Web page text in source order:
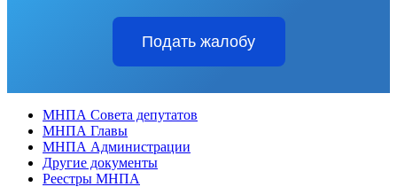
Подать жалобу
МНПА Совета депутатов
МНПА Главы
МНПА Администрации
Другие документы
Реестры МНПА